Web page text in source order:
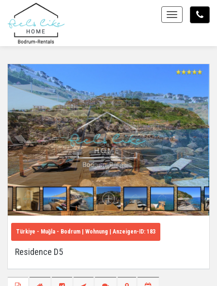
Toggle
Türkiye - Muğla - Bodrum | Wohnung | Anzeigen-ID: 183
Residence D5